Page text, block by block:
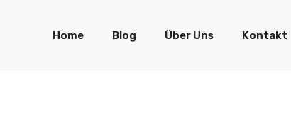
Home Blog Über Uns Kontakt